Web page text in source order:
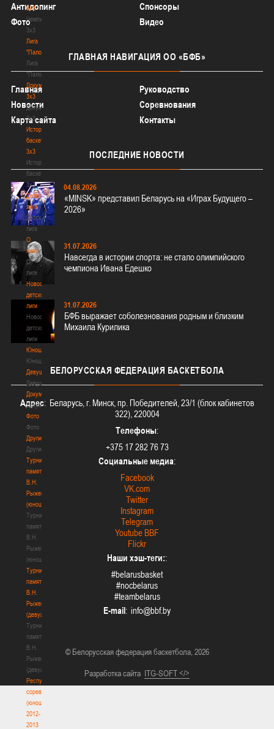
3х3
Чемпионат
3х3
Лига
"Палова"
Лига
"Палова"
Документы
3х3
Документы
3х3
История
баскетбола
3х3
История
баскетбола
3х3
Детская
лига
Детская
лига
О
лиге
О
лиге
Новости
детской
лиги
Новости
детской
лиги
Юноши
Юноши
Девушки
Девушки
Документы
Документы
Фото
Фото
Другие
Другие
Турнир
памяти
В.Н.
Рыженкова
(юноши)
Турнир
памяти
В.Н.
Рыженкова
(юноши)
Турнир
памяти
В.Н.
Рыженкова
(девушки)
Турнир
памяти
В.Н.
Рыженкова
(девушки)
Республиканские
соревнования
(юноши)
2012-
2013
Антидопинг
Спонсоры
Фото
Видео
ГЛАВНАЯ НАВИГАЦИЯ ОО «БФБ»
Главная
Руководство
Новости
Соревнования
Карта сайта
Контакты
ПОСЛЕДНИЕ НОВОСТИ
04.08.2026
«MINSK» представил Беларусь на «Играх Будущего –
2026»
31.07.2026
Навсегда в истории спорта: не стало олимпийского
чемпиона Ивана Едешко
31.07.2026
БФБ выражает соболезнования родным и близким
Михаила Курилика
БЕЛОРУССКАЯ ФЕДЕРАЦИЯ БАСКЕТБОЛА
Адрес: Беларусь, г. Минск, пр. Победителей, 23/1 (блок кабинетов
322), 220004
Телефоны:
+375 17 282 76 73
Социальные медиа:
Facebook
VK.com
Twitter
Instagram
Telegram
Youtube BBF
Flickr
Наши хэш-теги::
#belarusbasket
#nocbelarus
#teambelarus
E-mail:
© Белорусская федерация баскетбола, 2026
Разработка сайта ITG-SOFT </>